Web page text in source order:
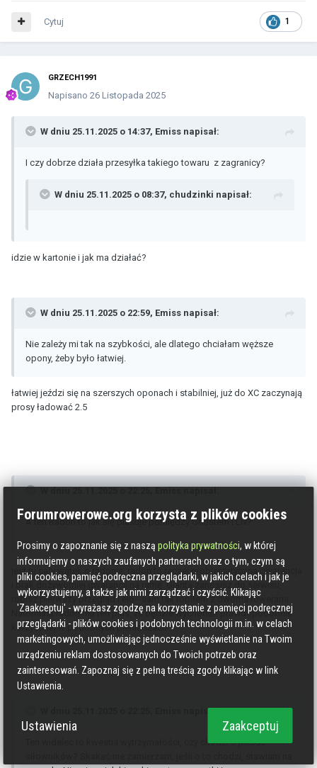
1
Cytuj
GRZECH1991
Napisano 26 Listopada 2025
W dniu 25.11.2025 o 14:37, Emiss napisał:
I czy dobrze działa przesyłka takiego towaru z zagranicy?
W dniu 25.11.2025 o 08:37, chudzinki napisał:
idzie w kartonie i jak ma działać?
W dniu 25.11.2025 o 22:59, Emiss napisał:
Nie zależy mi tak na szybkości, ale dlatego chciałam węższe
opony, żeby było łatwiej.
łatwiej jeździ się na szerszych oponach i stabilniej, już do XC zaczynają
prosy ładować 2.5
A ten Radon to jak się plasuje pomiędzy Ghostem i Liv?
jest tu cały wątek o radonie, radon to raczej problematyczna gwarancja
i brak dożywotniej gwarancji na ramę. Gianta zanosisz do serwisu,
robisz pierwszy przegląd i elo - sam tak robiłem z dwoma rowerami.
Natomiast radon ma ten plus, że będzie wychodził prawdopodobnie
korzystniej w podobnych pieniądzach.
napisał:
Ten widelec to kwestia wytrzymałości, czy chodzi o jakość
Forumrowerowe.org korzysta z plików cookies
Prosimy o zapoznanie się z nasząpolityka prywatności, w której
informujemy o naszych zaufanych partnerach oraz o tym, czym są
pliki cookies, pamięć podręczna przeglądarki, w jakich celach i jak je
wykorzystujemy, a także jak nimi zarządzać i czyścić. Klikając
'Zaakceptuj' - wyrażasz zgodzę na korzystanie z pamięci podręcznej
przeglądarki - plików cookies i podobnych technologii m.in. w celach
marketingowych, umożliwiając jednocześnie wyświetlanie na Twoim
urządzeniu reklam dostosowanych do Twoich potrzeb oraz
zainteresowań. Zapoznaj się z pełną treścią zgody klikając w link
Ustawienia.
Ustawienia Zaakceptuj